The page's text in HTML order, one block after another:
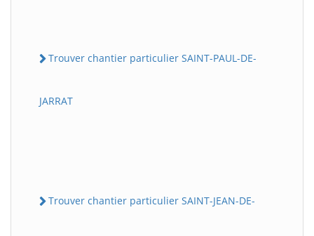
Trouver chantier particulier SAINT-PAUL-DE-
JARRAT
Trouver chantier particulier SAINT-JEAN-DE-